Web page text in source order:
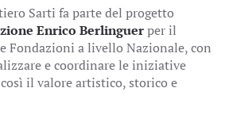
Sarti fa parte del progetto
Enrico Berlinguerper il
Fondazioni a livello Nazionale, con
e coordinare le iniziative
il valore artistico, storico e